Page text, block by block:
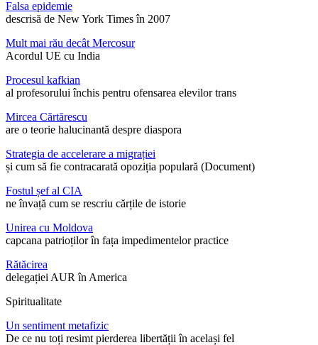
Falsa epidemie
descrisă de New York Times în 2007
Mult mai rău decât Mercosur
Acordul UE cu India
Procesul kafkian
al profesorului închis pentru ofensarea elevilor trans
Mircea Cărtărescu
are o teorie halucinantă despre diaspora
Strategia de accelerare a migrației
și cum să fie contracarată opoziția populară (Document)
Fostul șef al CIA
ne învață cum se rescriu cărțile de istorie
Unirea cu Moldova
capcana patrioților în fața impedimentelor practice
Rătăcirea
delegației AUR în America
Spiritualitate
Un sentiment metafizic
De ce nu toți resimt pierderea libertății în același fel